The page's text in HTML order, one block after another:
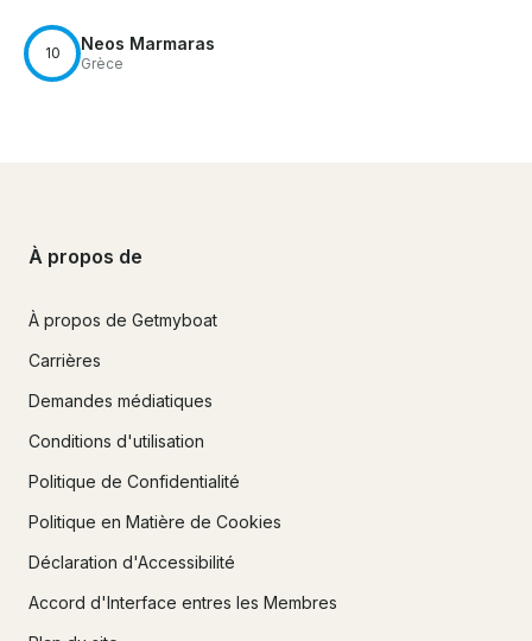
10 Neos Marmaras
Grèce
À propos de
À propos de Getmyboat
Carrières
Demandes médiatiques
Conditions d'utilisation
Politique de Confidentialité
Politique en Matière de Cookies
Déclaration d'Accessibilité
Accord d'Interface entres les Membres